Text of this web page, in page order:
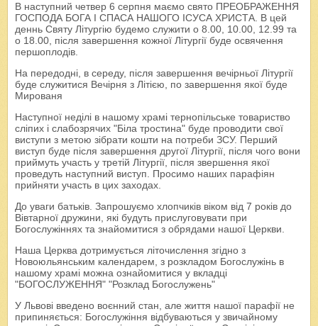
В наступний четвер 6 серпня маємо свято ПРЕОБРАЖЕННЯ
ГОСПОДА БОГА І СПАСА НАШОГО ІСУСА ХРИСТА. В цей
деннь Святу Літургію будемо служити о 8.00, 10.00, 12.99 та
о 18.00, після завершення кожної Літургії буде освячення
першоплодів.
На передодні, в середу, після завершення вечірньої Літургії
буде служитися Вечірня з Літією, по завершення якої буде
Мированя
Наступної неділі в нашому храмі тернопільське товариство
сліпих і слабозрячих "Біла тростина" буде проводити свої
виступи з метою зібрати кошти на потреби ЗСУ. Перший
виступ буде після завершення другої Літургії, після чого вони
приймуть участь у третій Літургії, після звершення якої
проведуть наступний виступ. Просимо наших парафіян
прийняти участь в цих заходах.
До уваги батьків. Запрошуємо хлопчиків віком від 7 років до
Вівтарної дружини, які будуть прислуговувати при
Богослужіннях та знайомитися з обрядами нашої Церкви.
Наша Церква дотримується літочислення згідно з
Новоюльянським календарем, з розкладом Богослужінь в
нашому храмі можна ознайомитися у вкладці
"БОГОСЛУЖЕННЯ" "Розклад Богослужень"
У Львові введено воєнний стан, але життя нашої парафії не
припиняється: Богослужіння відбуваються у звичайному